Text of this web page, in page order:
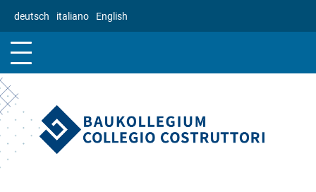
al
principale
deutsch italiano English